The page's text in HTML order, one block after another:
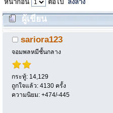
หน้าก่อน ต่อไป ลงล่าง
ผู้เขียน
sariora123
จอมพลหมีชั้นกลาง
กระทู้: 14,129
ถูกใจแล้ว: 4130 ครั้ง
ความนิยม: +474/-445